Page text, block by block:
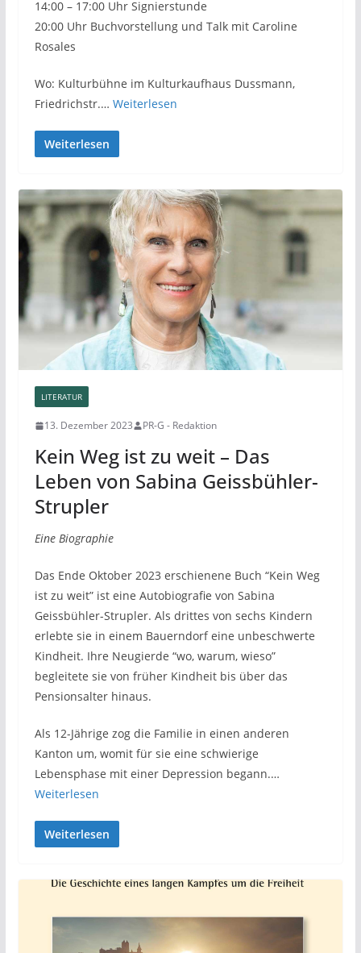
14:00 – 17:00 Uhr Signierstunde
20:00 Uhr Buchvorstellung und Talk mit Caroline
Rosales
Wo: Kulturbühne im Kulturkaufhaus Dussmann,
Friedrichstr.… Weiterlesen
Weiterlesen
LITERATUR
13. Dezember 2023 PR-G - Redaktion
Kein Weg ist zu weit – Das
Leben von Sabina Geissbühler-
Strupler
Eine Biographie
Das Ende Oktober 2023 erschienene Buch “Kein Weg
ist zu weit” ist eine Autobiografie von Sabina
Geissbühler-Strupler. Als drittes von sechs Kindern
erlebte sie in einem Bauerndorf eine unbeschwerte
Kindheit. Ihre Neugierde “wo, warum, wieso”
begleitete sie von früher Kindheit bis über das
Pensionsalter hinaus.
Als 12-Jährige zog die Familie in einen anderen
Kanton um, womit für sie eine schwierige
Lebensphase mit einer Depression begann.…
Weiterlesen
Weiterlesen